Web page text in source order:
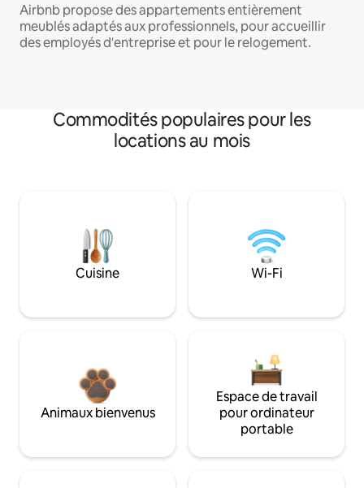
Airbnb propose des appartements entièrement
meublés adaptés aux professionnels, pour accueillir
des employés d'entreprise et pour le relogement.
Commodités populaires pour les
locations au mois
Cuisine Wi-Fi
Animaux bienvenus
Espace de travail
pour ordinateur
portable